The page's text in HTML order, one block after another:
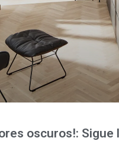
oscuros!: Sigue